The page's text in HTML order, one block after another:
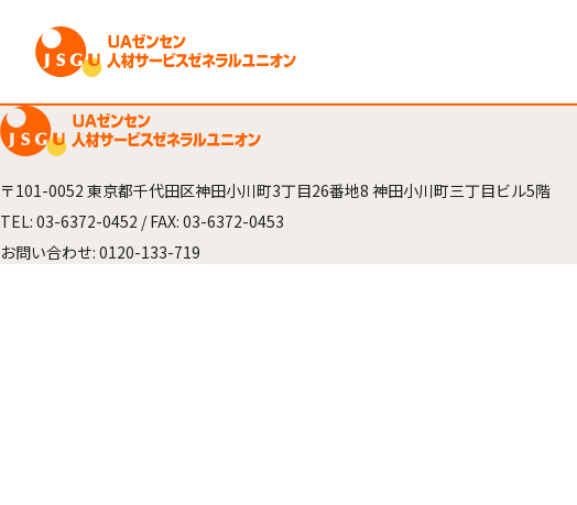
〒101-0052 東京都千代田区神田小川町3丁目26番地8 神田小川町三丁目ビル5階
TEL: 03-6372-0452 / FAX: 03-6372-0453
お問い合わせ: 0120-133-719